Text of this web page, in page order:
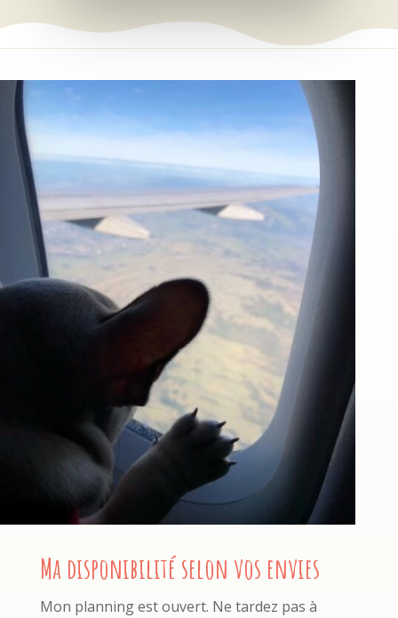
Ma disponibilité selon vos envies
Mon planning est ouvert. Ne tardez pas à